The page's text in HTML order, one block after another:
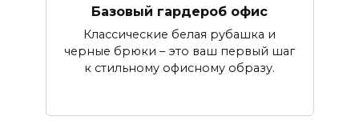
Базовый гардероб офис
Классические белая рубашка и
черные брюки – это ваш первый шаг
к стильному офисному образу.